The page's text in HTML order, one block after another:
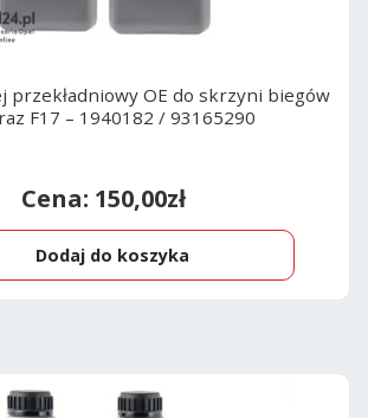
przekładniowy OE do skrzyni biegów
F17 – 1940182 / 93165290
150,00zł
Dodaj do koszyka